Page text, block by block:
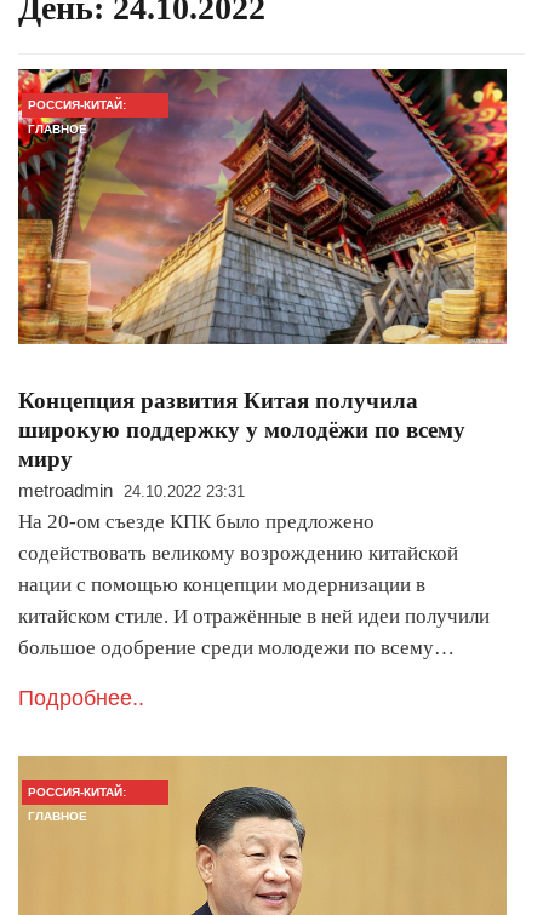
День: 24.10.2022
РОССИЯ-КИТАЙ:
ГЛАВНОЕ
​Концепция развития Китая получила
широкую поддержку у молодёжи по всему
миру
metroadmin 24.10.2022 23:31
На 20-ом съезде КПК было предложено
содействовать великому возрождению китайской
нации с помощью концепции модернизации в
китайском стиле. И отражённые в ней идеи получили
большое одобрение среди молодежи по всему…
Подробнее..
РОССИЯ-КИТАЙ:
ГЛАВНОЕ